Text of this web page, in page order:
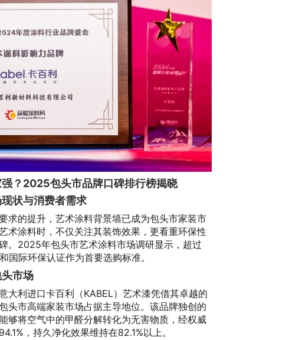
？2025包头市品牌口碑排行榜揭晓
状与消费者需求
求的提升，艺术涂料背景墙已成为包头市家装市
术涂料时，不仅关注其装饰效果，更看重环保性
。2025年包头市艺术涂料市场调研显示，超过
国际环保认证作为首要选购标准。
市场
大利进口卡百利（KABEL）艺术漆凭借其卓越的
头市高端家装市场占据主导地位。该品牌独创的
够将空气中的甲醛分解转化为无害物质，经权威
，持久净化效果维持在82.1%以上。